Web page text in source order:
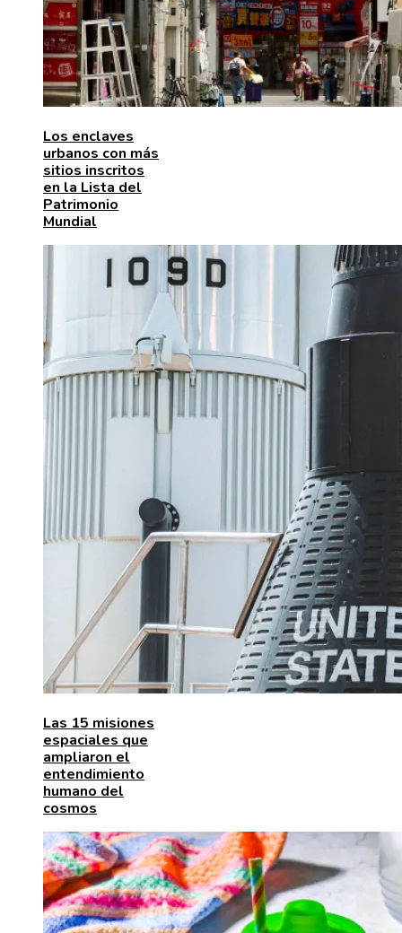
Los enclaves
urbanos con más
sitios inscritos
en la Lista del
Patrimonio
Mundial
Las 15 misiones
espaciales que
ampliaron el
entendimiento
humano del
cosmos